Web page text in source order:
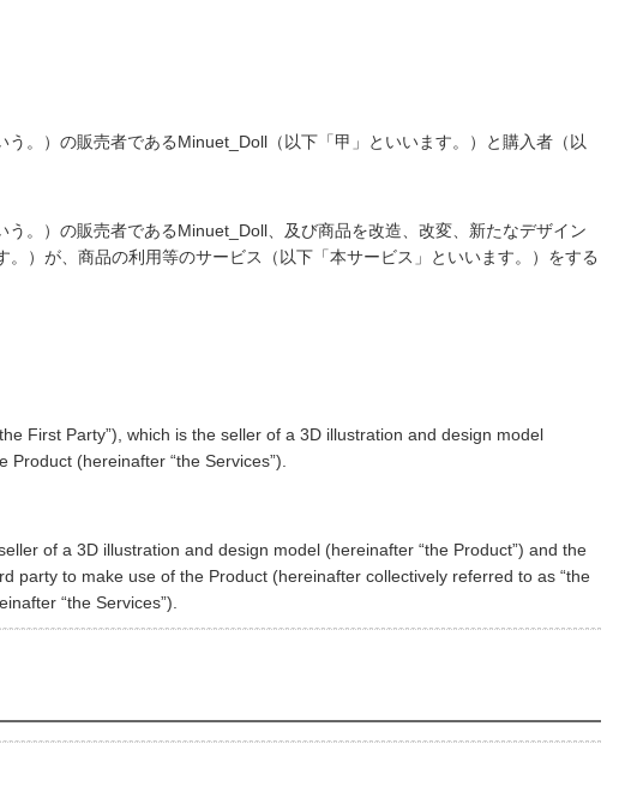
。）の販売者であるMinuet_Doll（以下「甲」といいます。）と購入者（以
。）の販売者であるMinuet_Doll、及び商品を改造、改変、新たなデザイン
）が、商品の利用等のサービス（以下「本サービス」といいます。）をする
First Party”), which is the seller of a 3D illustration and design model
(hereinafter “the Services”).
of a 3D illustration and design model (hereinafter “the Product”) and the
party to make use of the Product (hereinafter collectively referred to as “the
“the Services”).